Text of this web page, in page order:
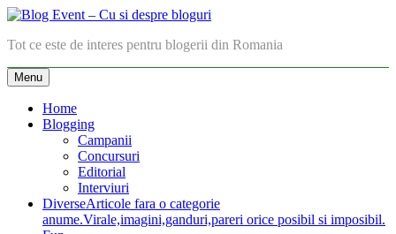
Skip
content
Blog Event – Cu si despre bloguri
Tot ce este de interes pentru blogerii din Romania
Menu
Home
Blogging
Campanii
Concursuri
Editorial
Interviuri
DiverseArticole fara o categorie
anume.Virale,imagini,ganduri,pareri orice posibil si imposibil.